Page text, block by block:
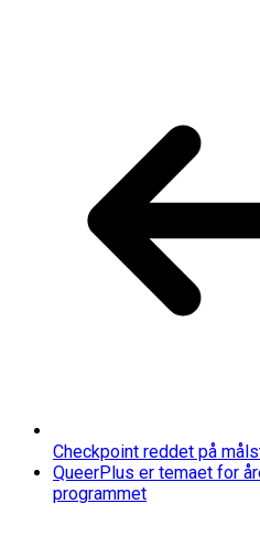
Checkpoint reddet på
QueerPlus er temaet for
programmet